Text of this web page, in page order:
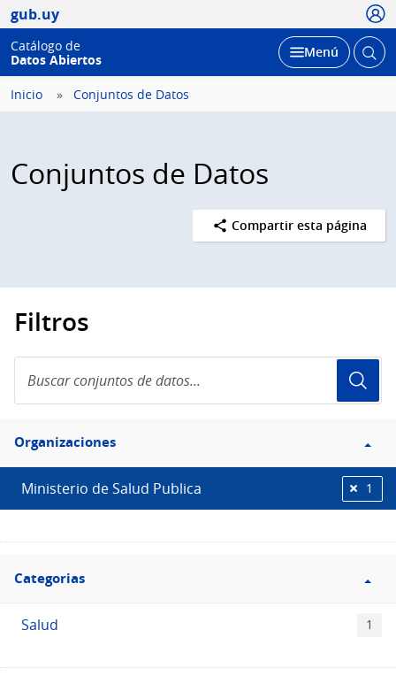
gub.uy
Catálogo de
Datos Abiertos
Desplegar
Menú Abrir
Inicio Conjuntos de Datos
Conjuntos de Datos
Compartir esta página
Filtros
conjuntos
de
Filtro
Organizaciones
Organizaciones
Ministerio de Salud Publica 1
Filtro
Categorias
Categorias
Salud 1